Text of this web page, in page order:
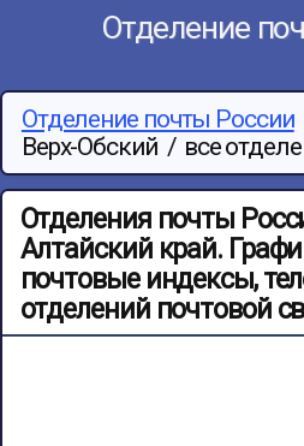
Отделение
Отделение почты России
Верх-Обский / все
Отделения почты
Алтайский край.
почтовые индексы,
отделений почтовой